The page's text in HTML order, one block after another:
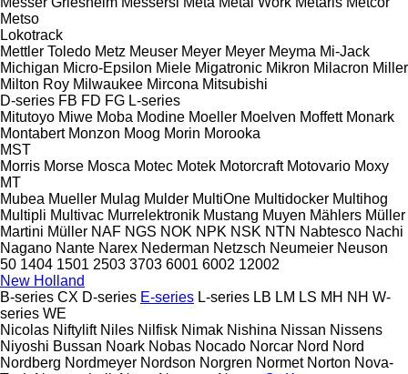
Metso
Lokotrack
Mettler Toledo Metz Meuser Meyer Meyer Meyma Mi-Jack
Michigan Micro-Epsilon Miele Migatronic Mikron Milacron Miller
Milton Roy Milwaukee Mircona Mitsubishi
D-series FB FD FG L-series
Mitutoyo Miwe Moba Modine Moeller Moelven Moffett Monark
Montabert Monzon Moog Morin Morooka
MST
Morris Morse Mosca Motec Motek Motorcraft Motovario Moxy
MT
Mubea Mueller Mulag Mulder MultiOne Multidocker Multihog
Multipli Multivac Murrelektronik Mustang Muyen Mählers Müller
Martini Müller NAF NGS NOK NPK NSK NTN Nabtesco Nachi
Nagano Nante Narex Nederman Netzsch Neumeier Neuson
50 1404 1501 2503 3703 6001 6002 12002
New Holland
B-series CX D-series E-series L-series LB LM LS MH NH W-
series WE
Nicolas Niftylift Niles Nilfisk Nimak Nishina Nissan Nissens
Niyoshi Bussan Noark Nobas Nocado Norcar Nord Nord
Nordberg Nordmeyer Nordson Norgren Normet Norton Nova-